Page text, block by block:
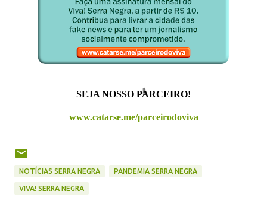
SEJA NOSSO PARCEIRO!
www.catarse.me/parceirodoviva
NOTÍCIAS SERRA NEGRA PANDEMIA SERRA NEGRA
VIVA! SERRA NEGRA